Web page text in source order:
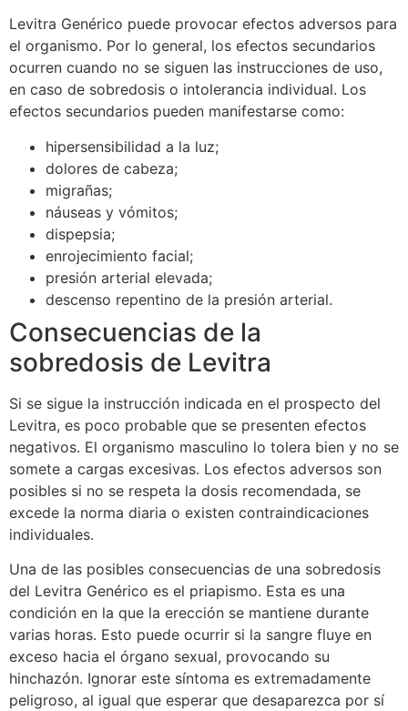
Levitra Genérico puede provocar efectos adversos para
el organismo. Por lo general, los efectos secundarios
ocurren cuando no se siguen las instrucciones de uso,
en caso de sobredosis o intolerancia individual. Los
efectos secundarios pueden manifestarse como:
hipersensibilidad a la luz;
dolores de cabeza;
migrañas;
náuseas y vómitos;
dispepsia;
enrojecimiento facial;
presión arterial elevada;
descenso repentino de la presión arterial.
Consecuencias de la
sobredosis de Levitra
Si se sigue la instrucción indicada en el prospecto del
Levitra, es poco probable que se presenten efectos
negativos. El organismo masculino lo tolera bien y no se
somete a cargas excesivas. Los efectos adversos son
posibles si no se respeta la dosis recomendada, se
excede la norma diaria o existen contraindicaciones
individuales.
Una de las posibles consecuencias de una sobredosis
del Levitra Genérico es el priapismo. Esta es una
condición en la que la erección se mantiene durante
varias horas. Esto puede ocurrir si la sangre fluye en
exceso hacia el órgano sexual, provocando su
hinchazón. Ignorar este síntoma es extremadamente
peligroso, al igual que esperar que desaparezca por sí